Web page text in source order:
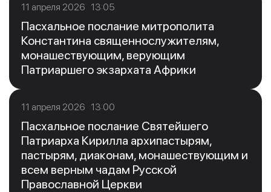
11 апреля 2026 13:05
Пасхальное послание митрополита
Константина священнослужителям,
монашествующим, верующим
Патриаршего экзархата Африки
11 апреля 2026 13:00
Пасхальное послание Святейшего
Патриарха Кирилла архипастырям,
пастырям, диаконам, монашествующим и
всем верным чадам Русской
Православной Церкви